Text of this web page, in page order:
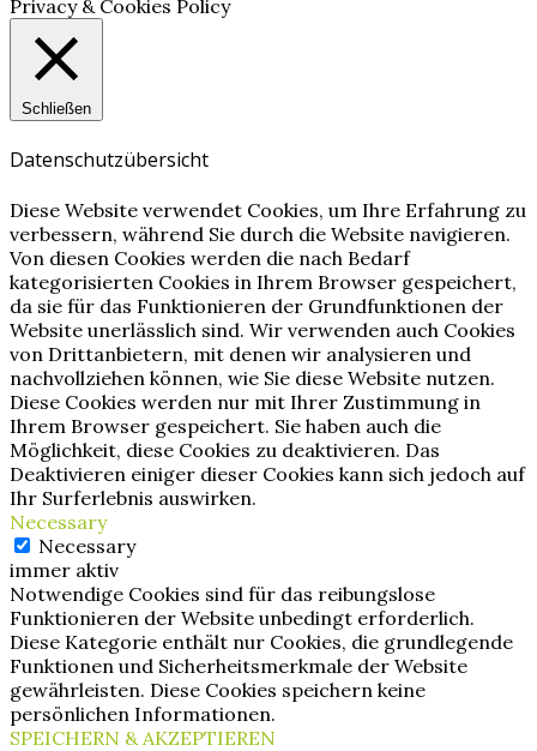
Privacy & Cookies Policy
Schließen
Datenschutzübersicht
Diese Website verwendet Cookies, um Ihre Erfahrung zu
verbessern, während Sie durch die Website navigieren.
Von diesen Cookies werden die nach Bedarf
kategorisierten Cookies in Ihrem Browser gespeichert,
da sie für das Funktionieren der Grundfunktionen der
Website unerlässlich sind. Wir verwenden auch Cookies
von Drittanbietern, mit denen wir analysieren und
nachvollziehen können, wie Sie diese Website nutzen.
Diese Cookies werden nur mit Ihrer Zustimmung in
Ihrem Browser gespeichert. Sie haben auch die
Möglichkeit, diese Cookies zu deaktivieren. Das
Deaktivieren einiger dieser Cookies kann sich jedoch auf
Ihr Surferlebnis auswirken.
Necessary
Necessary
immer aktiv
Notwendige Cookies sind für das reibungslose
Funktionieren der Website unbedingt erforderlich.
Diese Kategorie enthält nur Cookies, die grundlegende
Funktionen und Sicherheitsmerkmale der Website
gewährleisten. Diese Cookies speichern keine
persönlichen Informationen.
SPEICHERN & AKZEPTIEREN